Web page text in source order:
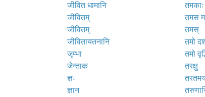
जीवित धामानि
जीवितम्
जीवितम्
जीवितायतनानि
जृम्भा
जेन्ताक
ज्ञः
ज्ञान
तमकाः
तमस
तमस्
तमो
तमो
तरक्षु